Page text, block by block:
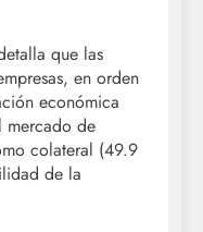
que las
en orden
económica
mercado de
colateral (49.9
de la